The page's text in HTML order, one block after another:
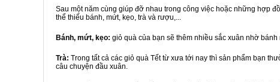
Sau một năm cùng giúp đỡ nhau trong công việc hoặc những hợp
thể thiếu bánh, mứt, kẹo, trà và rượu,...
Bánh, mứt, kẹo: giỏ quà của bạn sẽ thêm nhiều sắc xuân nhờ
Trà: Trong tất cả các giỏ quà Tết từ xưa tới nay thì sản phẩm bạn
câu chuyện đầu xuân.